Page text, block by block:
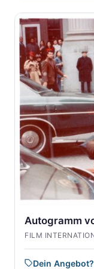
Autogramm
FILM
Dein Angebot?